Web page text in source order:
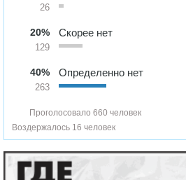
26
20%
129
Скорее нет
40%
263
Определенно нет
Проголосовало 660 человек
Воздержалось 16 человек